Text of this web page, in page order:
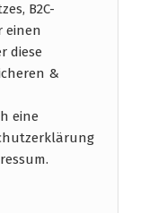
B2C-
einen
diese
&
eine